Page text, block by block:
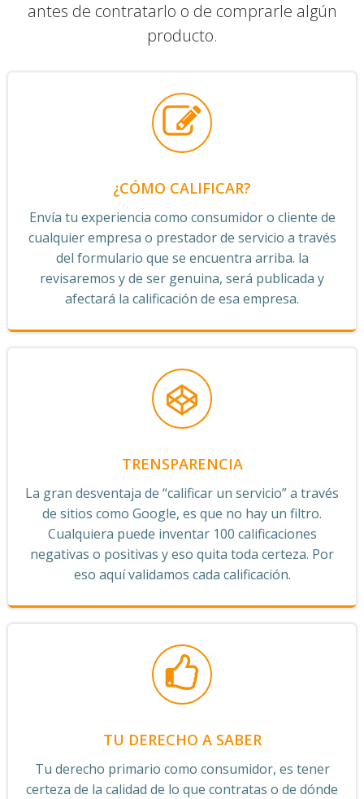
antes de contratarlo o de comprarle algún
producto.
¿CÓMO CALIFICAR?
Envía tu experiencia como consumidor o cliente de
cualquier empresa o prestador de servicio a través
del formulario que se encuentra arriba. la
revisaremos y de ser genuina, será publicada y
afectará la calificación de esa empresa.
TRENSPARENCIA
La gran desventaja de “calificar un servicio” a través
de sitios como Google, es que no hay un filtro.
Cualquiera puede inventar 100 calificaciones
negativas o positivas y eso quita toda certeza. Por
eso aquí validamos cada calificación.
TU DERECHO A SABER
Tu derecho primario como consumidor, es tener
certeza de la calidad de lo que contratas o de dónde